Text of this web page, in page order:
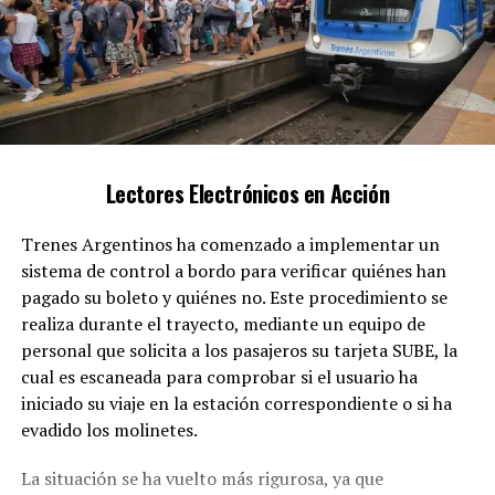
beneficiarios podrán asociar el descuento a su tarjeta
mediante el sitio oficial de SUBE. Los usuarios deben
ingresar a su cuenta, dirigirse a la sección “Beneficios” y
registrar el número de su Certificado Único de
Discapacidad. Posteriormente, deberán activar la
actualización a través de una terminal automática, la
Esta iniciativa tiene como finalidad agilizar los
controles, reducir la necesidad de documentación física
y proteger los datos personales de los usuarios.
Asimismo, se espera que el nuevo sistema ayude a
prevenir fraudes relacionados con la validación del
beneficio.
trenes de jurisdicción nacional, aunque el Gobierno ha
Lectores Electrónicos en Acción
Trenes Argentinos ha comenzado a implementar un
sistema de control a bordo para verificar quiénes han
pagado su boleto y quiénes no. Este procedimiento se
realiza durante el trayecto, mediante un equipo de
personal que solicita a los pasajeros su tarjeta SUBE, la
cual es escaneada para comprobar si el usuario ha
iniciado su viaje en la estación correspondiente o si ha
evadido los molinetes.
La situación se ha vuelto más rigurosa, ya que